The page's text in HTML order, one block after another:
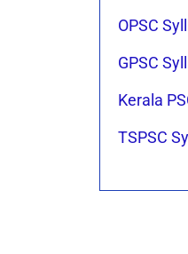
OPSC
GPSC
Kerala
TSPSC